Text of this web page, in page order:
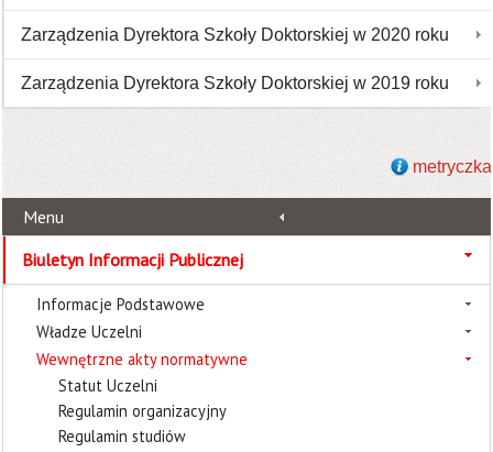
Zarządzenia Dyrektora Szkoły Doktorskiej w 2020 roku
Zarządzenia Dyrektora Szkoły Doktorskiej w 2019 roku
metryczka
Menu
Biuletyn Informacji Publicznej
Informacje Podstawowe
Władze Uczelni
Wewnętrzne akty normatywne
Statut Uczelni
Regulamin organizacyjny
Regulamin studiów